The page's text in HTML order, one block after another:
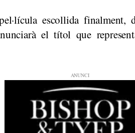
escollida finalment,
el títol que